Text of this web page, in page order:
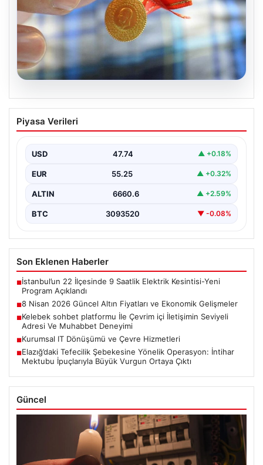
8 Nisan 2026 Güncel Altın Fiyatları ve
Ekonomik Gelişmeler
jeopolitik gelişmelerle birlikte ekonomik verilerin de
etkisiyle hareketlilik…
Piyasa Verileri
USD 47.74 ▲ +0.18%
EUR 55.25 ▲ +0.32%
ALTIN 6660.6 ▲ +2.59%
BTC 3093520 ▼ -0.08%
Son Eklenen Haberler
■İstanbul’un 22 İlçesinde 9 Saatlik Elektrik Kesintisi-Yeni
Program Açıklandı
■8 Nisan 2026 Güncel Altın Fiyatları ve Ekonomik Gelişmeler
■Kelebek sohbet platformu İle Çevrim içi İletişimin Seviyeli
Adresi Ve Muhabbet Deneyimi
■Kurumsal IT Dönüşümü ve Çevre Hizmetleri
■Elazığ’daki Tefecilik Şebekesine Yönelik Operasyon: İntihar
Mektubu İpuçlarıyla Büyük Vurgun Ortaya Çıktı
Güncel